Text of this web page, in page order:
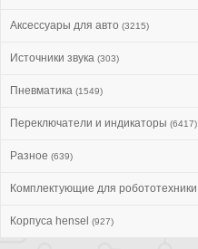
Аксессуары для авто (3215)
Источники звука (303)
Пневматика (1549)
Переключатели и индикаторы (6417)
Разное (639)
Комплектующие для робототехники
Корпуса hensel (927)